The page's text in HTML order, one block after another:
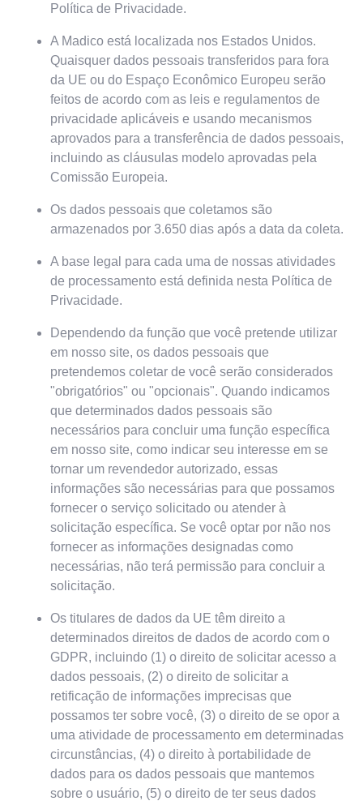
Política de Privacidade.
A Madico está localizada nos Estados Unidos.
Quaisquer dados pessoais transferidos para fora
da UE ou do Espaço Econômico Europeu serão
feitos de acordo com as leis e regulamentos de
privacidade aplicáveis e usando mecanismos
aprovados para a transferência de dados pessoais,
incluindo as cláusulas modelo aprovadas pela
Comissão Europeia.
Os dados pessoais que coletamos são
armazenados por 3.650 dias após a data da coleta.
A base legal para cada uma de nossas atividades
de processamento está definida nesta Política de
Privacidade.
Dependendo da função que você pretende utilizar
em nosso site, os dados pessoais que
pretendemos coletar de você serão considerados
"obrigatórios" ou "opcionais". Quando indicamos
que determinados dados pessoais são
necessários para concluir uma função específica
em nosso site, como indicar seu interesse em se
tornar um revendedor autorizado, essas
informações são necessárias para que possamos
fornecer o serviço solicitado ou atender à
solicitação específica. Se você optar por não nos
fornecer as informações designadas como
necessárias, não terá permissão para concluir a
solicitação.
Os titulares de dados da UE têm direito a
determinados direitos de dados de acordo com o
GDPR, incluindo (1) o direito de solicitar acesso a
dados pessoais, (2) o direito de solicitar a
retificação de informações imprecisas que
possamos ter sobre você, (3) o direito de se opor a
uma atividade de processamento em determinadas
circunstâncias, (4) o direito à portabilidade de
dados para os dados pessoais que mantemos
sobre o usuário, (5) o direito de ter seus dados